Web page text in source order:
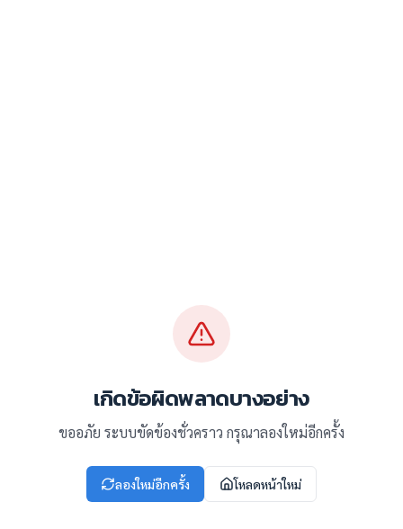
เกิดข้อผิดพลาดบางอย่าง
ขออภัย ระบบขัดข้องชั่วคราว กรุณาลองใหม่อีกครั้ง
ลองใหม่อีกครั้ง โหลดหน้าใหม่